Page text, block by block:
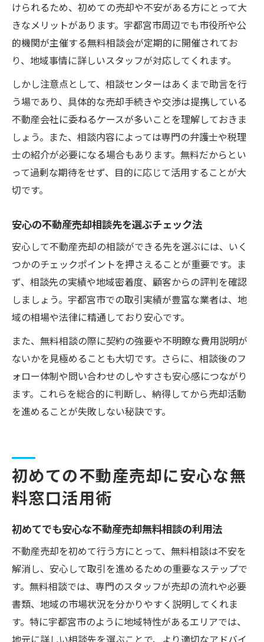
けられるため、初めての売却や不安がある方にとって大
きなメリットがあります。宇都宮市周辺でも市役所や公
的機関が主催する無料相談会が定期的に開催されてお
り、地域事情に詳しいスタッフが対応してくれます。
しかし注意点として、相談センターはあくまで助言を行
う場であり、具体的な売却手続きや交渉は提携している
不動産会社に委ねるケースが多いことを理解しておきま
しょう。また、相談内容によっては専門の弁護士や税理
士の紹介が必要になる場合もあります。無料だからとい
って過剰な期待をせず、目的に応じて活用することが大
切です。
安心の不動産売却相談先を選ぶチェック法
安心して不動産売却の相談ができる先を選ぶには、いく
つかのチェックポイントを押さえることが重要です。ま
ず、相談先の実績や地域密着度、顧客からの評判を確認
しましょう。宇都宮市での取引実績が豊富な業者は、地
域の相場や法律に精通しており安心です。
また、無料相談の際に契約の強要や不明瞭な費用説明が
ないかを見極めることも大切です。さらに、相談後のフ
ォロー体制や問い合わせのしやすさも安心感につながり
ます。これらを総合的に判断し、納得してから売却活動
を進めることが失敗しない秘訣です。
初めての不動産売却に安心な無
料窓口活用術
初めてでも安心な不動産売却無料相談の利用法
不動産売却を初めて行う方にとって、無料相談は不安を
解消し、安心して取引を進めるための重要なステップで
す。無料相談では、専門のスタッフが売却の流れや必要
書類、地域の市場状況を分かりやすく説明してくれま
す。特に宇都宮市のように地域特性があるエリアでは、